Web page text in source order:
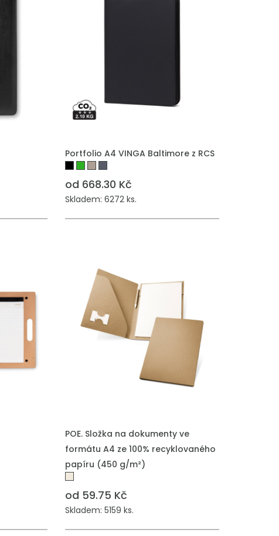
Portfolio A4 VINGA Baltimore z RCS
od 668.30 Kč
Skladem: 6272 ks.
POE. Složka na dokumenty ve
formátu A4 ze 100% recyklovaného
papíru (450 g/m²)
od 59.75 Kč
Skladem: 5159 ks.